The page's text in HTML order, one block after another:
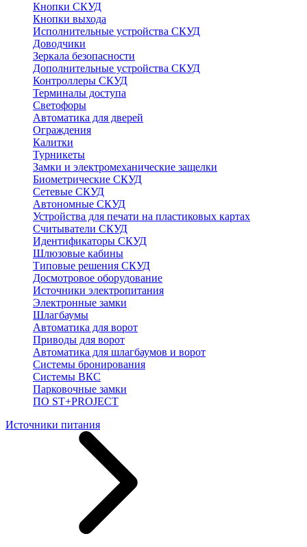
Кнопки СКУД
Кнопки выхода
Исполнительные устройства СКУД
Доводчики
Зеркала безопасности
Дополнительные устройства СКУД
Контроллеры СКУД
Терминалы доступа
Светофоры
Автоматика для дверей
Ограждения
Калитки
Турникеты
Замки и электромеханические защелки
Биометрические СКУД
Сетевые СКУД
Автономные СКУД
Устройства для печати на пластиковых картах
Считыватели СКУД
Идентификаторы СКУД
Шлюзовые кабины
Типовые решения СКУД
Досмотровое оборудование
Источники электропитания
Электронные замки
Шлагбаумы
Автоматика для ворот
Приводы для ворот
Автоматика для шлагбаумов и ворот
Системы бронирования
Системы ВКС
Парковочные замки
ПО ST+PROJECT
Источники питания